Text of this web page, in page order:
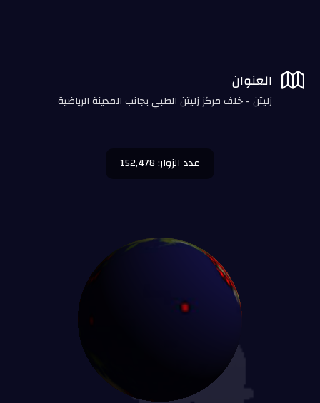
 العنوان
زليتن - خلف مركز زليتن الطبي بجانب المدينة الرياضية
عدد الزوار: 152,478